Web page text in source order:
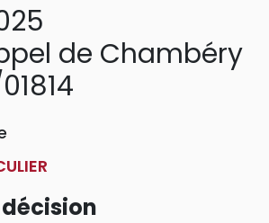
de Chambéry
décision